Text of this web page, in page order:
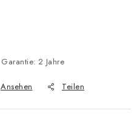
Garantie: 2 Jahre
Ansehen Teilen